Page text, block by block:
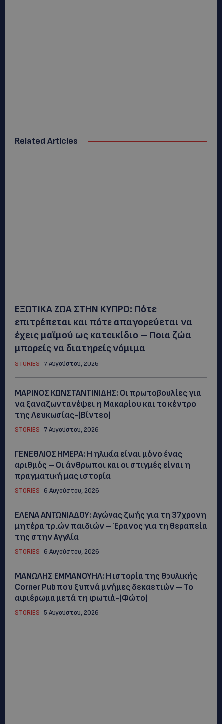
Related Articles
ΕΞΩΤΙΚΑ ΖΩΑ ΣΤΗΝ ΚΥΠΡΟ: Πότε
επιτρέπεται και πότε απαγορεύεται να
έχεις μαϊμού ως κατοικίδιο – Ποια ζώα
μπορείς να διατηρείς νόμιμα
STORIES 7 Αυγούστου, 2026
ΜΑΡΙΝΟΣ ΚΩΝΣΤΑΝΤΙΝΙΔΗΣ: Οι πρωτοβουλίες για
να ξαναζωντανέψει η Μακαρίου και το κέντρο
της Λευκωσίας-(Βίντεο)
STORIES 7 Αυγούστου, 2026
ΓΕΝΕΘΛΙΟΣ ΗΜΕΡΑ: Η ηλικία είναι μόνο ένας
αριθμός – Οι άνθρωποι και οι στιγμές είναι η
πραγματική μας ιστορία
STORIES 6 Αυγούστου, 2026
ΕΛΕΝΑ ΑΝΤΩΝΙΑΔΟΥ: Αγώνας ζωής για τη 37χρονη
μητέρα τριών παιδιών – Έρανος για τη θεραπεία
της στην Αγγλία
STORIES 6 Αυγούστου, 2026
ΜΑΝΩΛΗΣ ΕΜΜΑΝΟΥΗΛ: Η ιστορία της θρυλικής
Corner Pub που ξυπνά μνήμες δεκαετιών – Το
αφιέρωμα μετά τη φωτιά-(Φώτο)
STORIES 5 Αυγούστου, 2026